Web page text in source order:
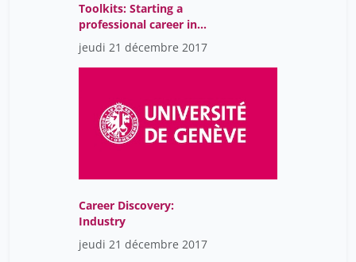
Toolkits: Starting a
professional career in
industry: Matching
market needs in the
application documents
jeudi 21 décembre 2017
Career Discovery:
Industry
jeudi 21 décembre 2017